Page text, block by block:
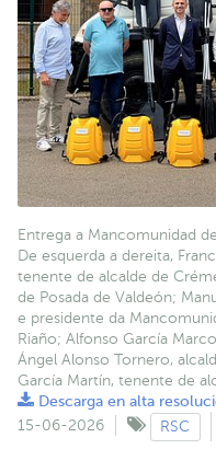
Entrega a Mancomunidad
De esquerda a dereita,
tenente de alcalde de
de Posada de Valdeón;
e presidente da
Riaño; Alfonso García
Ángel Alonso Tornero,
García Martín, tenente de
Descarga en alta
15-06-2026
RSC